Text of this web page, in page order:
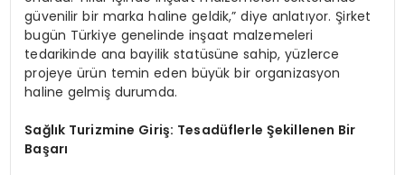
güvenilir bir marka haline geldik,” diye anlatıyor. Şirket
bugün Türkiye genelinde inşaat malzemeleri
tedarikinde ana bayilik statüsüne sahip, yüzlerce
projeye ürün temin eden büyük bir organizasyon
haline gelmiş durumda.
Sağlık Turizmine Giriş: Tesadüflerle Şekillenen Bir
Başarı